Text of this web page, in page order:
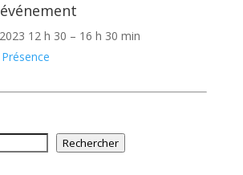
12 h 30 – 16 h 30 min
Présence
Rechercher